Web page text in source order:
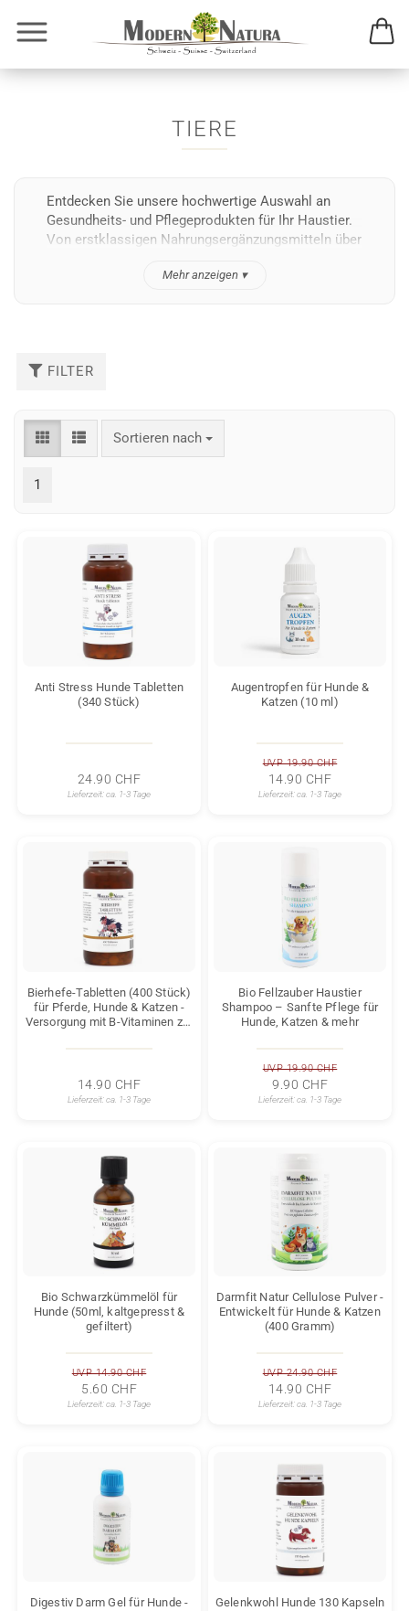
TIERE
Entdecken Sie unsere hochwertige Auswahl an
Gesundheits- und Pflegeprodukten für Ihr Haustier.
Von erstklassigen Nahrungsergänzungsmitteln über
Mehr anzeigen ▾
FILTER
Sortieren nach
Sortieren nach
1
Anti Stress Hunde Tabletten
(340 Stück)
24.90 CHF
Lieferzeit:ca. 1-3 Tage
Augentropfen für Hunde &
Katzen (10 ml)
UVP 19.90 CHF
14.90 CHF
Lieferzeit:ca. 1-3 Tage
Bierhefe-Tabletten (400 Stück)
für Pferde, Hunde & Katzen -
Versorgung mit B-Vitaminen zur
Hufen, Krallen, Fell und Haut
14.90 CHF
Lieferzeit:ca. 1-3 Tage
Bio Fellzauber Haustier
Shampoo – Sanfte Pflege für
Hunde, Katzen & mehr
UVP 19.90 CHF
9.90 CHF
Lieferzeit:ca. 1-3 Tage
Bio Schwarzkümmelöl für
Hunde (50ml, kaltgepresst &
gefiltert)
UVP 14.90 CHF
5.60 CHF
Lieferzeit:ca. 1-3 Tage
Darmfit Natur Cellulose Pulver -
Entwickelt für Hunde & Katzen
(400 Gramm)
UVP 24.90 CHF
14.90 CHF
Lieferzeit:ca. 1-3 Tage
Digestiv Darm Gel für Hunde -
Gelenkwohl Hunde 130 Kapseln